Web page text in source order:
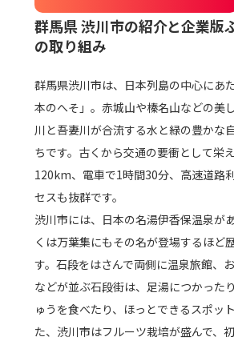
群馬県 渋川市の紹介と企業版
の取り組み
群馬県渋川市は、日本列島の中心にあ
本のへそ」。赤城山や榛名山などの美
川と吾妻川が合流する水と緑の豊かな
ちです。古くから交通の要衝として栄
120km、電車で1時間30分、高速道路
セスも抜群です。
渋川市には、日本の名湯伊香保温泉が
くは万葉集にもその名が登場するほど
す。石段をはさんで両側に温泉旅館、
などが並ぶ石段街は、足湯につかった
ゅうを食べたり、ほっとできるスポッ
た、渋川市はフルーツ栽培が盛んで、